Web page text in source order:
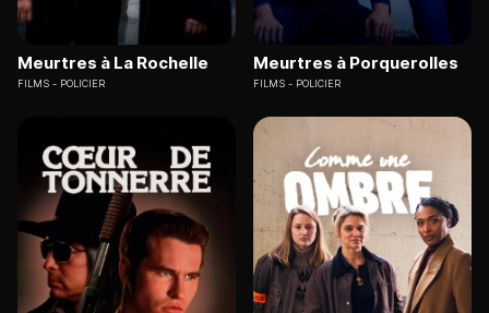
Meurtres à La Rochelle
FILMS POLICIER
Meurtres à Porquerolles
FILMS POLICIER